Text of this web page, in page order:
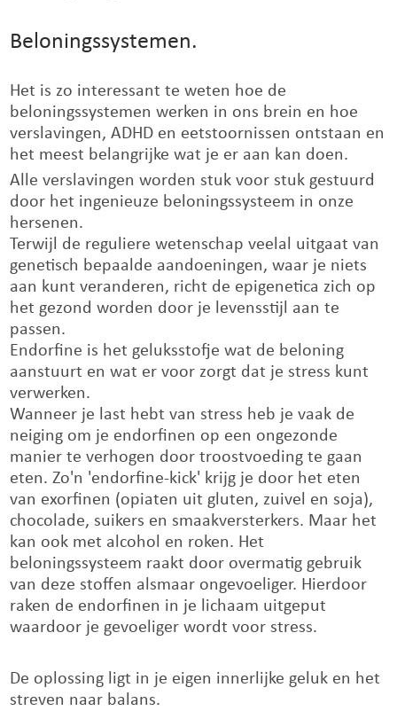
Beloningssystemen.
Het is zo interessant te weten hoe de
beloningssystemen werken in ons brein en hoe
verslavingen, ADHD en eetstoornissen ontstaan en
het meest belangrijke wat je er aan kan doen.
Alle verslavingen worden stuk voor stuk gestuurd
door het ingenieuze beloningssysteem in onze
hersenen.
Terwijl de reguliere wetenschap veelal uitgaat van
genetisch bepaalde aandoeningen, waar je niets
aan kunt veranderen, richt de epigenetica zich op
het gezond worden door je levensstijl aan te
passen.
Endorfine is het geluksstofje wat de beloning
aanstuurt en wat er voor zorgt dat je stress kunt
verwerken.
Wanneer je last hebt van stress heb je vaak de
neiging om je endorfinen op een ongezonde
manier te verhogen door troostvoeding te gaan
eten. Zo'n 'endorfine-kick' krijg je door het eten
van exorfinen (opiaten uit gluten, zuivel en soja),
chocolade, suikers en smaakversterkers. Maar het
kan ook met alcohol en roken. Het
beloningssysteem raakt door overmatig gebruik
van deze stoffen alsmaar ongevoeliger. Hierdoor
raken de endorfinen in je lichaam uitgeput
waardoor je gevoeliger wordt voor stress.
De oplossing ligt in je eigen innerlijke geluk en het
streven naar balans.